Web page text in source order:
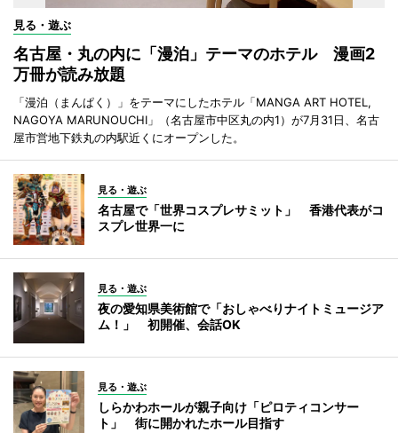
見る・遊ぶ
名古屋・丸の内に「漫泊」テーマのホテル 漫画2
万冊が読み放題
「漫泊（まんぱく）」をテーマにしたホテル「MANGA ART HOTEL,
NAGOYA MARUNOUCHI」（名古屋市中区丸の内1）が7月31日、名古
屋市営地下鉄丸の内駅近くにオープンした。
見る・遊ぶ
名古屋で「世界コスプレサミット」 香港代表がコ
スプレ世界一に
見る・遊ぶ
夜の愛知県美術館で「おしゃべりナイトミュージア
ム！」 初開催、会話OK
見る・遊ぶ
しらかわホールが親子向け「ピロティコンサー
ト」 街に開かれたホール目指す